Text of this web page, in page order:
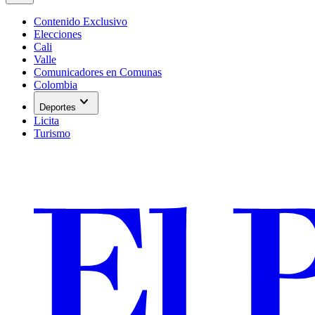
Contenido Exclusivo
Elecciones
Cali
Valle
Comunicadores en Comunas
Colombia
Deportes expand_more
Licita
Turismo